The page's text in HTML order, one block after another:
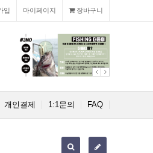
장바구니
마이페이지
입
FAQ
1:1문의
개인결제